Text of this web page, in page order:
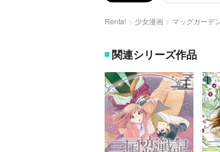
Renta! 少女漫画 マッグガーデ
関連シリーズ作品